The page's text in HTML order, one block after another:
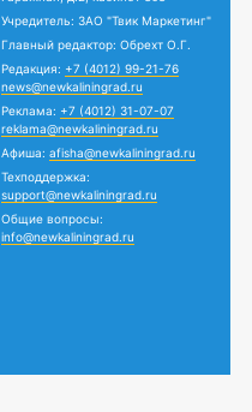
Учредитель: ЗАО "Твик Маркетинг"
Главный редактор: Обрехт О.Г.
Редакция: +7 (4012) 99-21-76
news@newkaliningrad.ru
Реклама: +7 (4012) 31-07-07
reklama@newkaliningrad.ru
Афиша: afisha@newkaliningrad.ru
Техподдержка:
support@newkaliningrad.ru
Общие вопросы:
info@newkaliningrad.ru